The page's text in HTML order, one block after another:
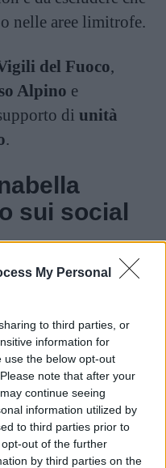
My Personal
to third parties, or
information for
use the below opt-out
note that after your
continue seeing
information utilized by
to third parties prior to
out of the further
by third parties on the
nelle aree limitrofe.
del Fuoco,
Alpino e
di unità
.
sui social
Annabella viene
alta, magra e
che possa aver
successivi).
la pubblicità